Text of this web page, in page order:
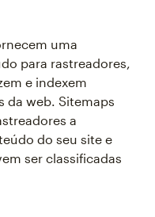
uma
para rastreadores,
e indexem
da web. Sitemaps
a
do seu site e
ser classificadas